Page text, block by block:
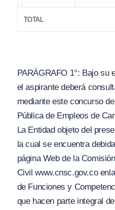
TOTAL
PARÁGRAFO 1°: Bajo su
el aspirante deberá
mediante este concurso
Pública de Empleos de
La Entidad objeto del
la cual se encuentra
página Web de la
Civil www.cnsc.gov.co
de Funciones y
que hacen parte integral